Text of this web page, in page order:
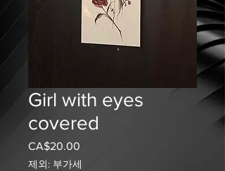
Girl with eyes
covered
CA$20.00
격
제외: 부가세